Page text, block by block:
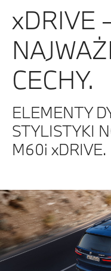
xDRIVE
CECHY.
ELEMENTY
STYLISTYKI
M60i xDRIVE.